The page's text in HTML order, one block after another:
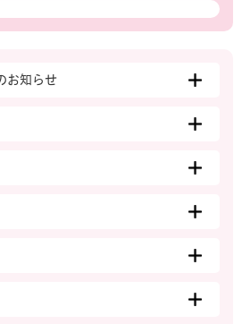
お知らせ